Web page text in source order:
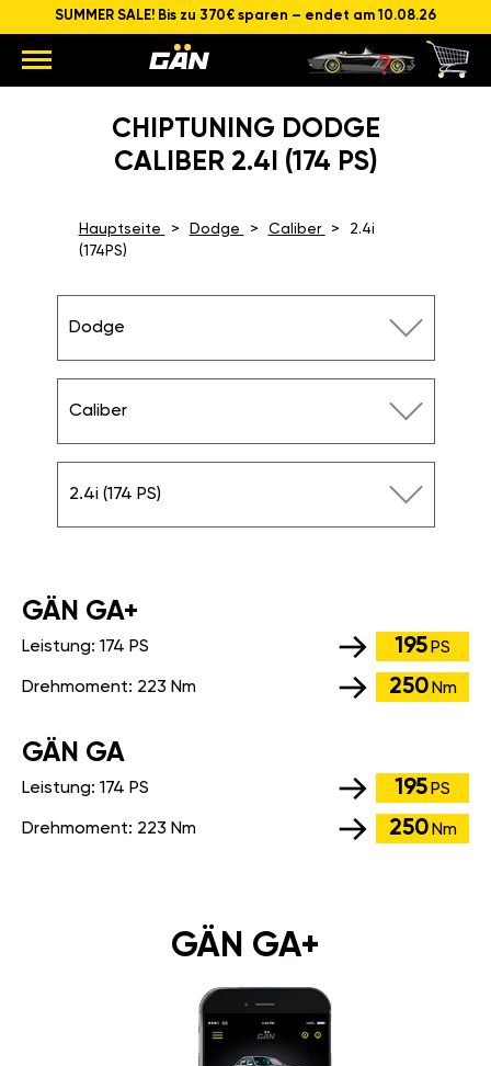
SUMMER SALE! Bis zu 370€ sparen – endet am 10.08.26
CHIPTUNING DODGE
CALIBER 2.4I (174 PS)
Hauptseite Dodge Caliber
2.4i
(174PS)
Dodge
Caliber
2.4i (174 PS)
GÄN GA+
Leistung: 174 PS 195 PS
Drehmoment: 223 Nm 250 Nm
GÄN GA
Leistung: 174 PS 195 PS
Drehmoment: 223 Nm 250 Nm
GÄN GA+